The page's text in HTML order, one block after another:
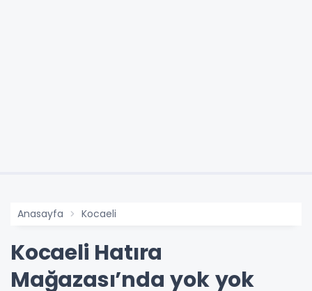
Anasayfa Kocaeli
Kocaeli Hatıra
Mağazası’nda yok yok